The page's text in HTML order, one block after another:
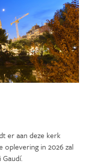
er aan deze kerk
oplevering in 2026 zal